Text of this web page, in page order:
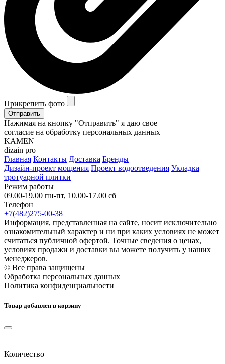
Прикрепить фото
Отправить
Нажимая на кнопку "Отправить" я даю свое
согласие на обработку персональных данных
KAMEN
dizain pro
Главная Контакты Доставка Бренды
Дизайн-проект мощения Проект водоотведения Укладка
тротуарной плитки
Режим работы
09.00-19.00 пн-пт, 10.00-17.00 сб
Телефон
+7(482)275-00-38
Информация, представленная на сайте, носит исключительно
ознакомительный характер и ни при каких условиях не может
считаться публичной офертой. Точные сведения о ценах,
условиях продажи и доставки вы можете получить у наших
менеджеров.
© Все права защищены
Обработка персональных данных
Политика конфиденциальности
Товар добавлен в корзину
Количество